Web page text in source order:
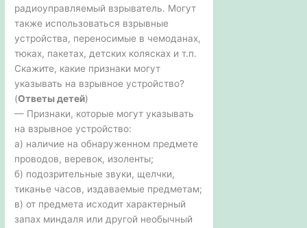
радиоуправляемый взрыватель. Могут
также использоваться взрывные
устройства, переносимые в чемоданах,
тюках, пакетах, детских колясках и т.п.
Скажите, какие признаки могут
указывать на взрывное устройство?
(Ответы детей)
— Признаки, которые могут указывать
на взрывное устройство:
а) наличие на обнаруженном предмете
проводов, веревок, изоленты;
б) подозрительные звуки, щелчки,
тиканье часов, издаваемые предметам;
в) от предмета исходит характерный
запах миндаля или другой необычный